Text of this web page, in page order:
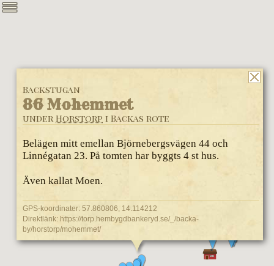
Backstugan
86 Mohemmet
under Horstorp i Backas rote
Belägen mitt emellan Björnebergsvägen 44 och
Linnégatan 23. På tomten har byggts 4 st hus.
Även kallat Moen.
GPS-koordinater: 57.860806, 14.114212
Direktlänk: https://torp.hembygdbankeryd.se/_/backa-
by/horstorp/mohemmet/